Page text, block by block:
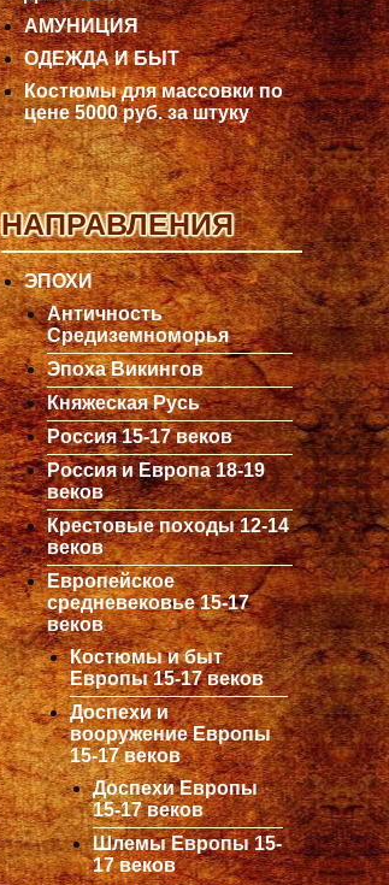
АМУНИЦИЯ
ОДЕЖДА И БЫТ
Костюмы для массовки по
цене 5000 руб. за штуку
НАПРАВЛЕНИЯ
ЭПОХИ
Античность
Средиземноморья
Эпоха Викингов
Княжеская Русь
Россия 15-17 веков
Россия и Европа 18-19
веков
Крестовые походы 12-14
веков
Европейское
средневековье 15-17
веков
Костюмы и быт
Европы 15-17 веков
Доспехи и
вооружение Европы
15-17 веков
Доспехи Европы
15-17 веков
Шлемы Европы 15-
17 веков